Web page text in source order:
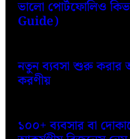
ভালো পোর্টফোলিও
Guide)
নতুন ব্যবসা শুরু করার
করণীয়
১০০+ ব্যবসার বা